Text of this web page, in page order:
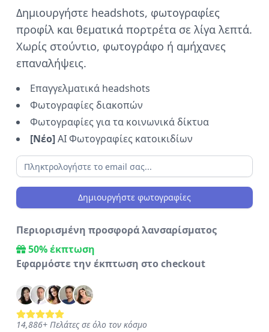
Δημιουργήστε headshots, φωτογραφίες
προφίλ και θεματικά πορτρέτα σε λίγα λεπτά.
Χωρίς στούντιο, φωτογράφο ή αμήχανες
επαναλήψεις.
Επαγγελματικά headshots
Φωτογραφίες διακοπών
Φωτογραφίες για τα κοινωνικά δίκτυα
[Νέο]AI Φωτογραφίες κατοικιδίων
Δημιουργήστε φωτογραφίες
Περιορισμένη προσφορά λανσαρίσματος
50% έκπτωση
Εφαρμόστε την έκπτωση στο checkout
14,887+ Πελάτες σε όλο τον κόσμο